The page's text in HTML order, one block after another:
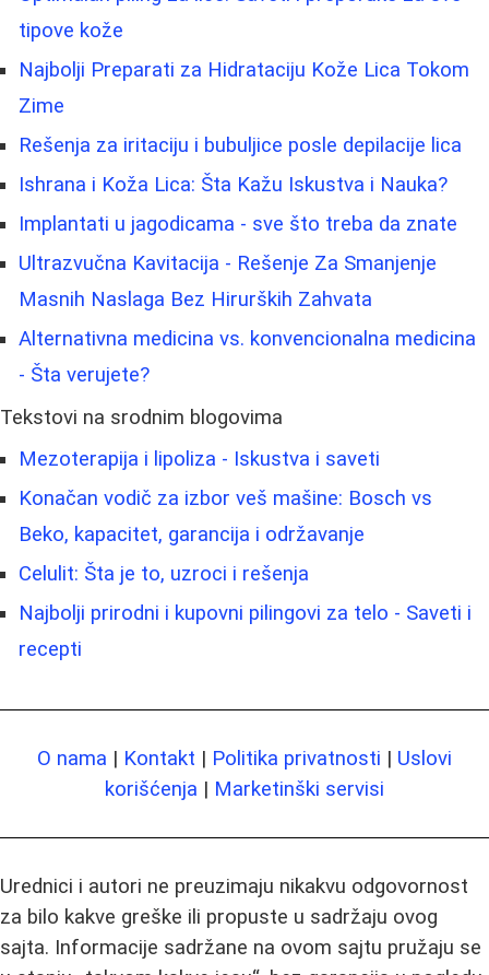
tipove kože
Najbolji Preparati za Hidrataciju Kože Lica Tokom
Zime
Rešenja za iritaciju i bubuljice posle depilacije lica
Ishrana i Koža Lica: Šta Kažu Iskustva i Nauka?
Implantati u jagodicama - sve što treba da znate
Ultrazvučna Kavitacija - Rešenje Za Smanjenje
Masnih Naslaga Bez Hirurških Zahvata
Alternativna medicina vs. konvencionalna medicina
- Šta verujete?
Tekstovi na srodnim blogovima
Mezoterapija i lipoliza - Iskustva i saveti
Konačan vodič za izbor veš mašine: Bosch vs
Beko, kapacitet, garancija i održavanje
Celulit: Šta je to, uzroci i rešenja
Najbolji prirodni i kupovni pilingovi za telo - Saveti i
recepti
O nama | Kontakt | Politika privatnosti | Uslovi
korišćenja | Marketinški servisi
Urednici i autori ne preuzimaju nikakvu odgovornost
za bilo kakve greške ili propuste u sadržaju ovog
sajta. Informacije sadržane na ovom sajtu pružaju se